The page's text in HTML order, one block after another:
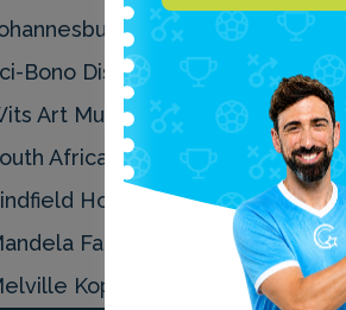
Botanical Garden
Bono Discovery Center
Art Museum
Africa National Museum
House
Family Museum
Koppies Nature Reserve